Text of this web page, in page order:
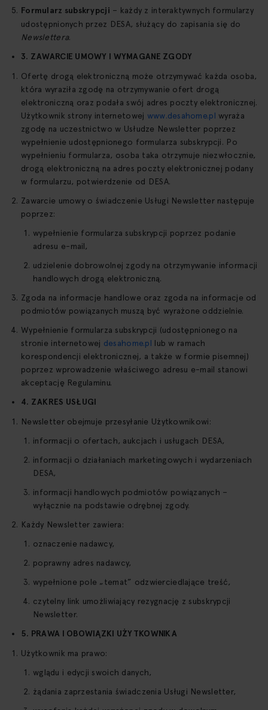
Formularz subskrypcji – każdy z interaktywnych formularzy
udostępnionych przez DESA, służący do zapisania się do
Newslettera.
3. ZAWARCIE UMOWY I WYMAGANE ZGODY
Ofertę drogą elektroniczną może otrzymywać każda osoba,
która wyraziła zgodę na otrzymywanie ofert drogą
elektroniczną oraz podała swój adres poczty elektronicznej.
Użytkownik strony internetowej www.desahome.pl wyraża
zgodę na uczestnictwo w Usłudze Newsletter poprzez
wypełnienie udostępnionego formularza subskrypcji. Po
wypełnieniu formularza, osoba taka otrzymuje niezwłocznie,
drogą elektroniczną na adres poczty elektronicznej podany
w formularzu, potwierdzenie od DESA.
Zawarcie umowy o świadczenie Usługi Newsletter następuje
poprzez:
wypełnienie formularza subskrypcji poprzez podanie
adresu e-mail,
udzielenie dobrowolnej zgody na otrzymywanie informacji
handlowych drogą elektroniczną.
Zgoda na informacje handlowe oraz zgoda na informacje od
podmiotów powiązanych muszą być wyrażone oddzielnie.
Wypełnienie formularza subskrypcji (udostępnionego na
stronie internetowej desahome.pl lub w ramach
korespondencji elektronicznej, a także w formie pisemnej)
poprzez wprowadzenie właściwego adresu e-mail stanowi
akceptację Regulaminu.
4. ZAKRES USŁUGI
Newsletter obejmuje przesyłanie Użytkownikowi:
informacji o ofertach, aukcjach i usługach DESA,
informacji o działaniach marketingowych i wydarzeniach
DESA,
informacji handlowych podmiotów powiązanych –
wyłącznie na podstawie odrębnej zgody.
Każdy Newsletter zawiera:
oznaczenie nadawcy,
poprawny adres nadawcy,
wypełnione pole „temat” odzwierciedlające treść,
czytelny link umożliwiający rezygnację z subskrypcji
Newsletter.
5. PRAWA I OBOWIĄZKI UŻYTKOWNIKA
Użytkownik ma prawo:
wglądu i edycji swoich danych,
żądania zaprzestania świadczenia Usługi Newsletter,